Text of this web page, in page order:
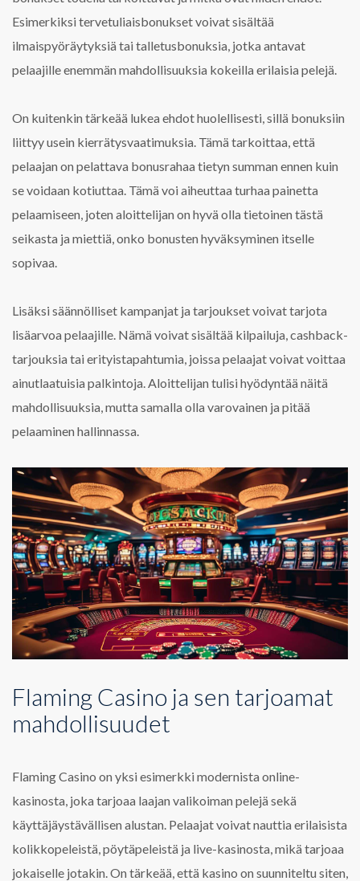
Esimerkiksi tervetuliaisbonukset voivat sisältää
ilmaispyöräytyksiä tai talletusbonuksia, jotka antavat
pelaajille enemmän mahdollisuuksia kokeilla erilaisia pelejä.
On kuitenkin tärkeää lukea ehdot huolellisesti, sillä bonuksiin
liittyy usein kierrätysvaatimuksia. Tämä tarkoittaa, että
pelaajan on pelattava bonusrahaa tietyn summan ennen kuin
se voidaan kotiuttaa. Tämä voi aiheuttaa turhaa painetta
pelaamiseen, joten aloittelijan on hyvä olla tietoinen tästä
seikasta ja miettiä, onko bonusten hyväksyminen itselle
sopivaa.
Lisäksi säännölliset kampanjat ja tarjoukset voivat tarjota
lisäarvoa pelaajille. Nämä voivat sisältää kilpailuja, cashback-
tarjouksia tai erityistapahtumia, joissa pelaajat voivat voittaa
ainutlaatuisia palkintoja. Aloittelijan tulisi hyödyntää näitä
mahdollisuuksia, mutta samalla olla varovainen ja pitää
pelaaminen hallinnassa.
Flaming Casino ja sen tarjoamat
mahdollisuudet
Flaming Casino on yksi esimerkki modernista online-
kasinosta, joka tarjoaa laajan valikoiman pelejä sekä
käyttäjäystävällisen alustan. Pelaajat voivat nauttia erilaisista
kolikkopeleistä, pöytäpeleistä ja live-kasinosta, mikä tarjoaa
jokaiselle jotakin. On tärkeää, että kasino on suunniteltu siten,